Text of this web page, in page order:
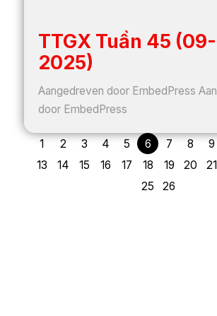
TTGX Tuần 45 (09-
2025)
Aangedreven door EmbedPress
door EmbedPress
1 2 3 4 5 6 7 8 9
13
14 15 16 17 18 19 20 21
25
26